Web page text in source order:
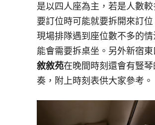
是以四人座為主，若是人數
要訂位時可能就要拆開來訂位
現場排隊遇到座位數不多的情
能會需要拆桌坐。另外新宿東
敘敘苑在晚間時刻還會有豎琴
奏，附上時刻表供大家參考。